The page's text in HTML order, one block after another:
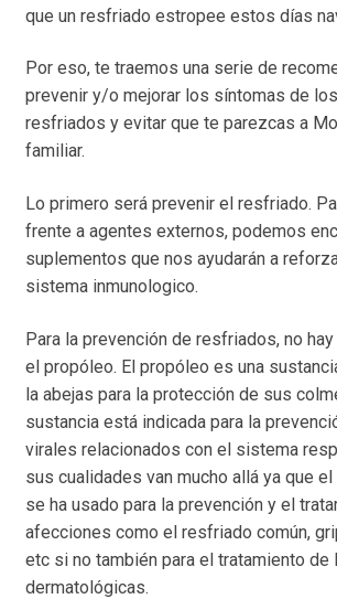
que un resfriado estropee estos días
Por eso, te traemos una serie de
prevenir y/o mejorar los síntomas de
resfriados y evitar que te parezcas a
familiar.
Lo primero será prevenir el resfriado.
frente a agentes externos, podemos
suplementos que nos ayudarán a
sistema inmunologico.
Para la prevención de resfriados, no
el propóleo. El propóleo es una
la abejas para la protección de sus
sustancia está indicada para la
virales relacionados con el sistema
sus cualidades van mucho allá ya que
se ha usado para la prevención y el
afecciones como el resfriado común,
etc si no también para el tratamiento de
dermatológicas.